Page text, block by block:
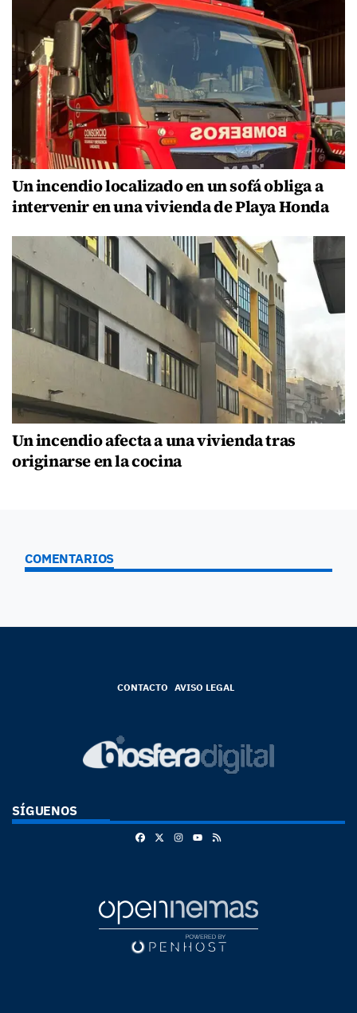
Un incendio localizado en un sofá obliga a
intervenir en una vivienda de Playa Honda
Un incendio afecta a una vivienda tras
originarse en la cocina
COMENTARIOS
CONTACTO AVISO LEGAL
SÍGUENOS
FacebookInstagram